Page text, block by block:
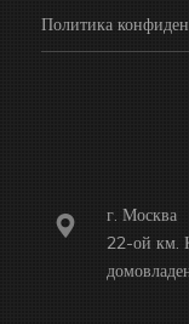
Политика
г. Москва
22-ой км.